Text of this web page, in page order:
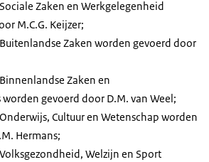
Zaken en Werkgelegenheid
M.C.G. Keijzer;
Zaken worden gevoerd door
Zaken en
gevoerd door D.M. van Weel;
Cultuur en Wetenschap worden
Hermans;
Welzijn en Sport